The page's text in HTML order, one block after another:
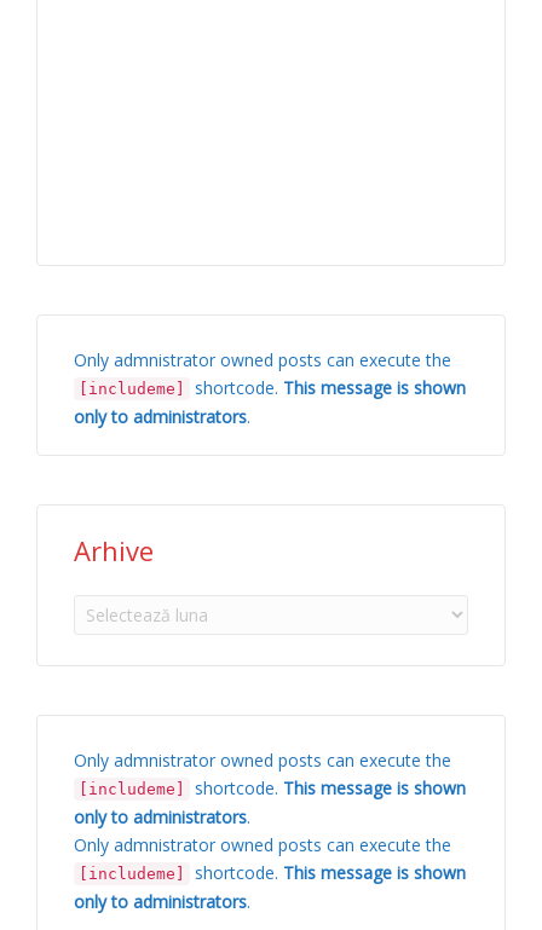
Only admnistrator owned posts can execute the
[includeme] shortcode. This message is shown
only to administrators.
Arhive
Arhive
Only admnistrator owned posts can execute the
[includeme] shortcode. This message is shown
only to administrators.
Only admnistrator owned posts can execute the
[includeme] shortcode. This message is shown
only to administrators.